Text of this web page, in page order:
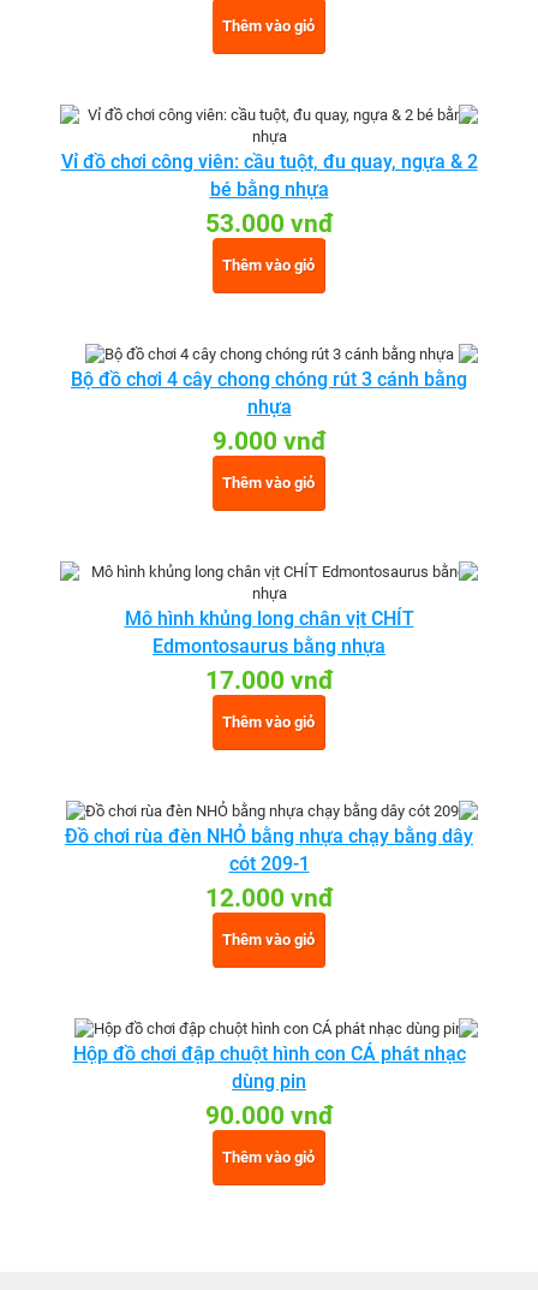
Thêm vào giỏ
Vỉ đồ chơi công viên: cầu tuột, đu quay, ngựa & 2
bé bằng nhựa
53.000 vnđ
Thêm vào giỏ
Bộ đồ chơi 4 cây chong chóng rút 3 cánh bằng
nhựa
9.000 vnđ
Thêm vào giỏ
Mô hình khủng long chân vịt CHÍT
Edmontosaurus bằng nhựa
17.000 vnđ
Thêm vào giỏ
Đồ chơi rùa đèn NHỎ bằng nhựa chạy bằng dây
cót 209-1
12.000 vnđ
Thêm vào giỏ
Hộp đồ chơi đập chuột hình con CÁ phát nhạc
dùng pin
90.000 vnđ
Thêm vào giỏ